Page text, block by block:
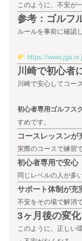
このように、不安が
参考：ゴルフ
ルールを事前に確認
https://
川崎で初心者
川崎で安心してコー
初心者専用ゴルフス
すめです。
コースレッスンが
実際のコースで練習
初心者専用で安心
同じレベルの人が多
サポート体制が充
不安をその場で解消
3ヶ月後の変化
このように、正しい